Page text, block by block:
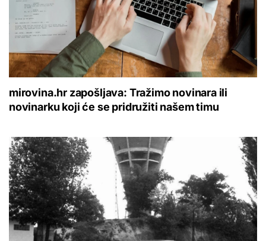
mirovina.hr zapošljava: Tražimo novinara ili
novinarku koji će se pridružiti našem timu